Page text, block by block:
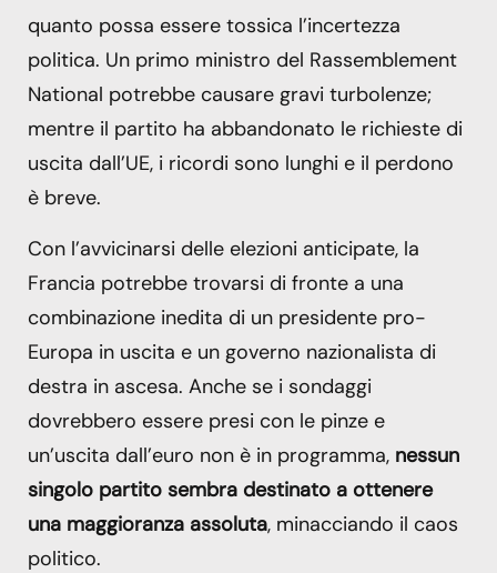
quanto possa essere tossica l’incertezza
politica. Un primo ministro del Rassemblement
National potrebbe causare gravi turbolenze;
mentre il partito ha abbandonato le richieste di
uscita dall’UE, i ricordi sono lunghi e il perdono
è breve.
Con l’avvicinarsi delle elezioni anticipate, la
Francia potrebbe trovarsi di fronte a una
combinazione inedita di un presidente pro-
Europa in uscita e un governo nazionalista di
destra in ascesa. Anche se i sondaggi
dovrebbero essere presi con le pinze e
un’uscita dall’euro non è in programma, nessun
singolo partito sembra destinato a ottenere
una maggioranza assoluta, minacciando il caos
politico.